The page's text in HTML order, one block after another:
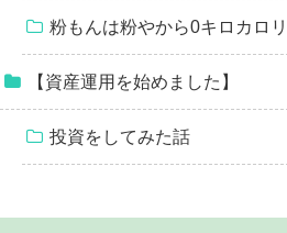
粉もんは粉やから0キロカロ
【資産運用を始めました】
投資をしてみた話